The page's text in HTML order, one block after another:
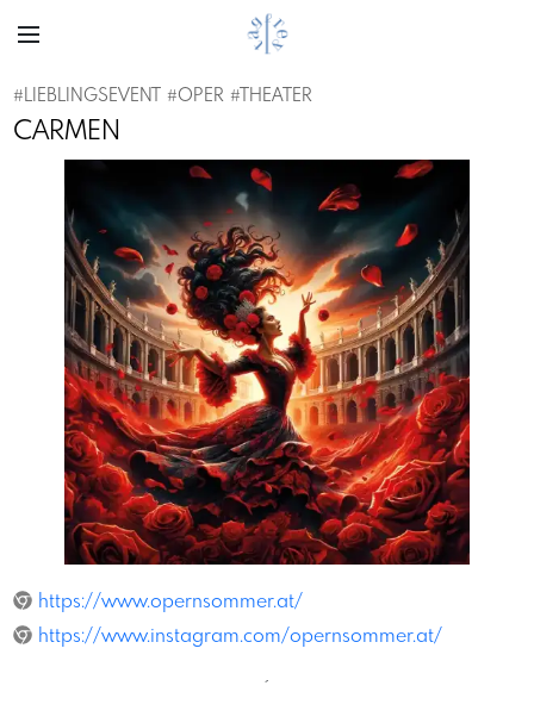
#LIEBLINGSEVENT #OPER # THEATER
CARMEN
Previous Next
https://www.opernsommer.at/
https://www.instagram.com/opernsommer.at/
´